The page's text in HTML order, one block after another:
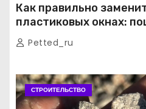
Как правильно
пластиковых окнах:
руководство от
Petted_ru
СТРОИТЕЛЬСТВО